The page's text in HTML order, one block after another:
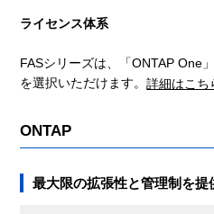
ライセンス体系
FASシリーズは、「ONTAP One
を選択いただけます。詳細はこち
ONTAP
最大限の拡張性と管理制を